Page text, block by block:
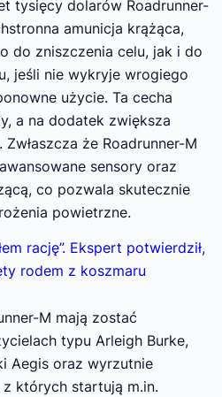
tysięcy dolarów Roadrunner-
amunicja krążąca,
do zniszczenia celu, jak i do
jeśli nie wykryje wrogiego
użycie. Ta cecha
a na dodatek zwiększa
że Roadrunner-M
sensory oraz
co pozwala skutecznie
powietrzne.
rację”. Ekspert potwierdził,
rodem z koszmaru
M mają zostać
typu Arleigh Burke,
Aegis oraz wyrzutnie
których startują m.in.